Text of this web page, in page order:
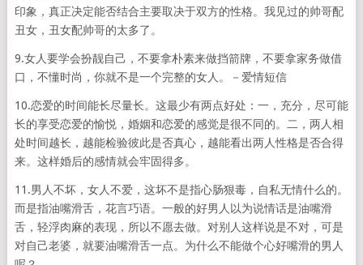
印象，真正决定能否结合主要取决于双方的性格。我见过的帅哥配
丑女，丑女配帅哥的太多了。
9.女人要学会扮靓自己，不要拿朴素来做挡箭牌，不要拿家务做借
口，不懂时尚，你就不是一个完整的女人。－爱情短信
10.恋爱的时间能长尽量长。这最少有两点好处：一，充分，尽可能
长的享受恋爱的愉悦，婚姻和恋爱的感觉是很不同的。二，两人相
处时间越长，越能检验彼此是否真心，越能看出两人性格是否合得
来。这样婚后的感情就会牢固得多。
11.男人不坏，女人不爱，这坏不是指心肠狠毒，自私无情什么的。
而是指油嘴滑舌，花言巧语。一般的好男人以为说情话是油嘴滑
舌，轻浮肉麻的表现，所以不愿去做。对别人这样说是不对，可是
对自己老婆，就要油嘴滑舌一点。为什么不能做个心好嘴滑的男人